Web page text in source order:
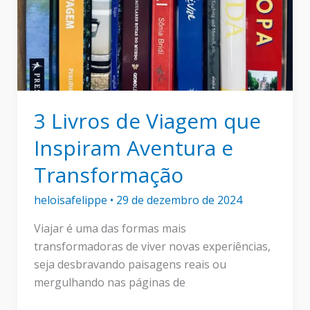
3 Livros de Viagem que
Inspiram Aventura e
Transformação
heloisafelippe • 29 de dezembro de 2024
Viajar é uma das formas mais
transformadoras de viver novas experiências,
seja desbravando paisagens reais ou
mergulhando nas páginas de